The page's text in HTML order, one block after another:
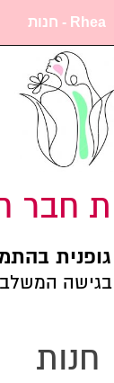
Rhea - חנות
חבר
בגישה
חנות